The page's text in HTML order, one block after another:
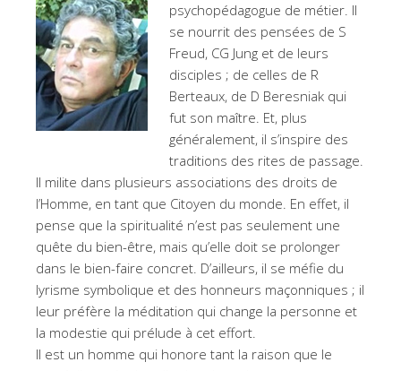
psychopédagogue de métier. Il
se nourrit des pensées de S
Freud, CG Jung et de leurs
disciples ; de celles de R
Berteaux, de D Beresniak qui
fut son maître. Et, plus
généralement, il s’inspire des
traditions des rites de passage.
Il milite dans plusieurs associations des droits de
l’Homme, en tant que Citoyen du monde. En effet, il
pense que la spiritualité n’est pas seulement une
quête du bien-être, mais qu’elle doit se prolonger
dans le bien-faire concret. D’ailleurs, il se méfie du
lyrisme symbolique et des honneurs maçonniques ; il
leur préfère la méditation qui change la personne et
la modestie qui prélude à cet effort.
Il est un homme qui honore tant la raison que le